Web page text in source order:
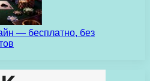
— бесплатно, без